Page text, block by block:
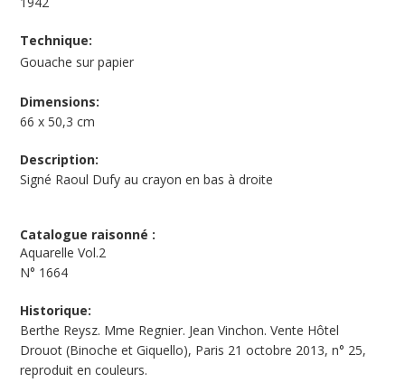
Technique:
Gouache sur papier
Dimensions:
66 x 50,3 cm
Description:
Signé Raoul Dufy au crayon en bas à droite
Catalogue raisonné :
Aquarelle Vol.2
N° 1664
Historique:
Berthe Reysz. Mme Regnier. Jean Vinchon. Vente Hôtel
Drouot (Binoche et Giquello), Paris 21 octobre 2013, n° 25,
reproduit en couleurs.